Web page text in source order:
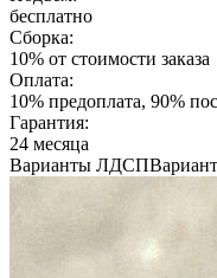
бесплатно
Сборка:
10% от стоимости заказа
Оплата:
10% предоплата, 90%
Гарантия:
24 месяца
Варианты ЛДСП